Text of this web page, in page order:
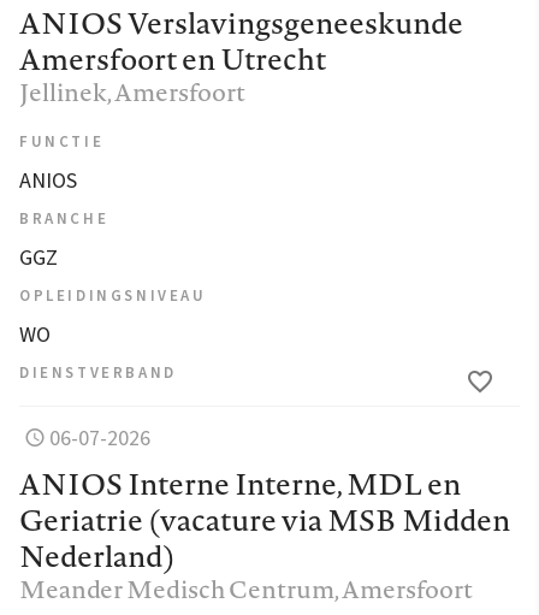
ANIOS Verslavingsgeneeskunde
Amersfoort en Utrecht
Jellinek, Amersfoort
FUNCTIE
ANIOS
BRANCHE
GGZ
OPLEIDINGSNIVEAU
WO
DIENSTVERBAND
06-07-2026
ANIOS Interne Interne, MDL en
Geriatrie (vacature via MSB Midden
Nederland)
Meander Medisch Centrum, Amersfoort